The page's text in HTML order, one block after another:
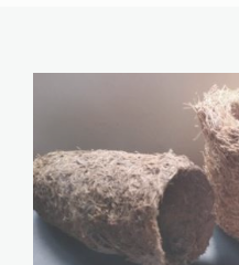
envases
andina